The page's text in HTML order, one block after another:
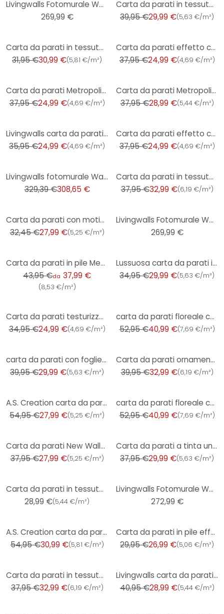
Livingwalls Fotomurale Walls by Patel 2 rainforest 1
269,99 €
Carta da parati in tessuto non tessuto con foglie miste colorate - Carta da parati floreale arancion
39,95 €29,99 €(5,63 €/m²)
Carta da parati in tessuto non tessuto con motivo a rombi verdi dal design scandinavo Hygge
31,95 €30,99 €(5,81 €/m²)
Carta da parati effetto cemento Sand - Carta da parati in tessuto non tessuto con una texture calda
37,95 €24,99 €(4,69 €/m²)
Carta da parati Metropolitan Stories - Bianco
37,95 €24,99 €(4,69 €/m²)
Carta da parati Metropolitan Stories - Beige 4
37,95 €28,99 €(5,44 €/m²)
Livingwalls carta da parati - Metropolitan Stories Ava New York
35,95 €24,99 €(4,69 €/m²)
Carta da parati effetto cemento crema - Carta da parati in tessuto non tessuto a trama leggera e nat
37,95 €24,99 €(4,69 €/m²)
Livingwalls fotomurale Walls by Patel 3 Tropical
329,39 €308,65 €
Carta da parati in tessuto non tessuto in beige crema effetto cemento - Carta da parati testurizzata
37,95 €32,99 €(6,19 €/m²)
Carta da parati con motivo a foglie in verde pino - carta da parati per un ambiente di vita piacevol
32,45 €27,99 €(5,25 €/m²)
Livingwalls Fotomurale Walls by Patel 2 hanging garden 1
269,99 €
Carta da parati in pile Metropolitan Stories di A.S. Creation
43,95 €da 37,99 €
(8,53 €/m²)
Lussuosa carta da parati in pile con effetto foglia d'oro su sfondo blu - elegante design murale
34,95 €29,99 €(5,63 €/m²)
Carta da parati testurizzata verde menta - Fresca carta da parati in tessuto non tessuto per ambient
34,95 €24,99 €(4,69 €/m²)
carta da parati floreale con farfalle verde bianco - carta da parati in tessuto non tessuto con fior
52,95 €40,99 €(7,69 €/m²)
carta da parati con foglie di felce colorate - carta da parati floreale giallo blu marrone
39,95 €29,99 €(5,63 €/m²)
Carta da parati ornamentale beige oro - Carta da parati in tessuto non tessuto con texture lucida in
39,95 €32,99 €(6,19 €/m²)
A.S. Creation carta da parati bosco di betulle in bianco e grigio carta da parati in tessuto non tes
54,95 €27,99 €(5,25 €/m²)
carta da parati floreale con farfalle grigio verde - carta da parati in tessuto non tessuto con fior
52,95 €40,99 €(7,69 €/m²)
Carta da parati New Walls - Loft mattoni vintage
37,95 €27,99 €(5,25 €/m²)
Carta da parati a tinta unita con motivo testurizzato blu - Carta da parati con aspetto tessuto
37,95 €29,99 €(5,63 €/m²)
Carta da parati in tessuto non tessuto a tinta unita Hygge marrone con struttura
28,99 €(5,44 €/m²)
Livingwalls Fotomurale Walls by Patel giungla 2
272,99 €
A.S. Creation carta da parati foresta in tessuto non tessuto giallo e grigio con animali in look opa
54,95 €30,99 €(5,81 €/m²)
Carta da parati in pile effetto lino beige crema - elegante carta da parati con texture naturale
29,95 €26,99 €(5,06 €/m²)
Carta da parati in tessuto non tessuto in blu rame effetto ruggine - Carta da parati in tessuto non
37,95 €32,99 €(6,19 €/m²)
Livingwalls carta da parati - Metropolitan Stories Alena S.Pietroburgo
40,95 €28,99 €(5,44 €/m²)